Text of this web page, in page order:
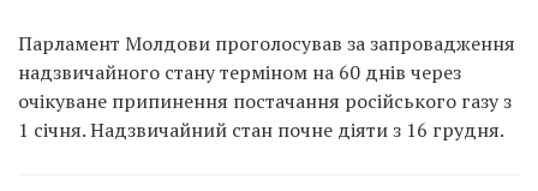
Парламент Молдови проголосував за запровадження
надзвичайного стану терміном на 60 днів через
очікуване припинення постачання російського газу з
1 січня. Надзвичайний стан почне діяти з 16 грудня.